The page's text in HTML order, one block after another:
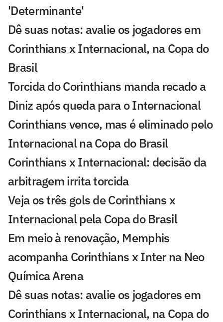
'Determinante'
Dê suas notas: avalie os jogadores em
Corinthians x Internacional, na Copa do
Brasil
Torcida do Corinthians manda recado a
Diniz após queda para o Internacional
Corinthians vence, mas é eliminado pelo
Internacional na Copa do Brasil
Corinthians x Internacional: decisão da
arbitragem irrita torcida
Veja os três gols de Corinthians x
Internacional pela Copa do Brasil
Em meio à renovação, Memphis
acompanha Corinthians x Inter na Neo
Química Arena
Dê suas notas: avalie os jogadores em
Corinthians x Internacional, na Copa do